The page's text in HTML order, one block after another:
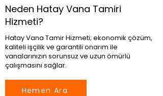
Neden Hatay Vana Tamiri
Hizmeti?
Hatay Vana Tamir Hizmeti; ekonomik çözüm,
kaliteli işçilik ve garantili onarım ile
vanalarınızın sorunsuz ve uzun ömürlü
çalışmasını sağlar.
Hemen Ara